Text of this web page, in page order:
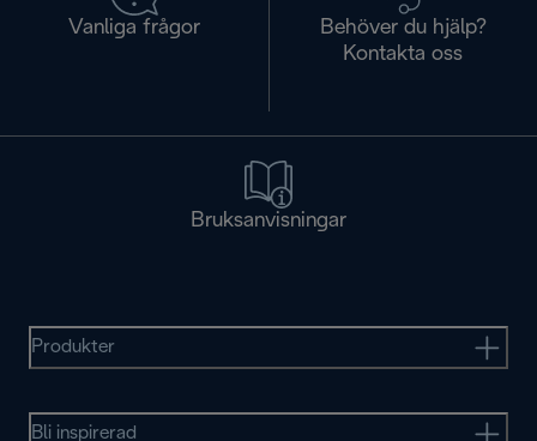
Vanliga frågor
Behöver du hjälp?
Kontakta oss
Bruksanvisningar
Produkter
Bli inspirerad